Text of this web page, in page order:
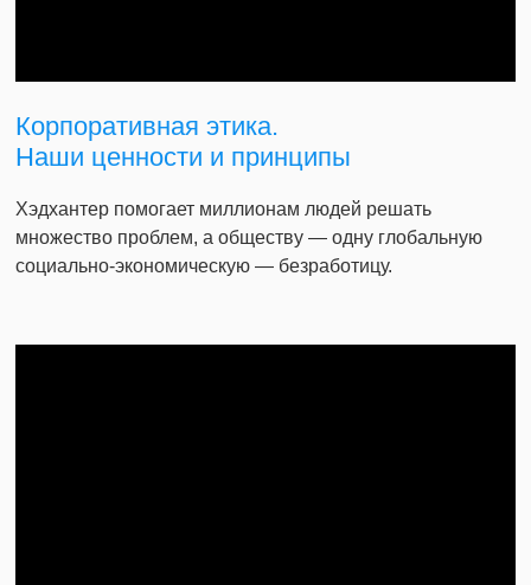
Корпоративная этика.
Наши ценности и принципы
Хэдхантер помогает миллионам людей решать
множество проблем, а обществу — одну глобальную
социально-экономическую — безработицу.